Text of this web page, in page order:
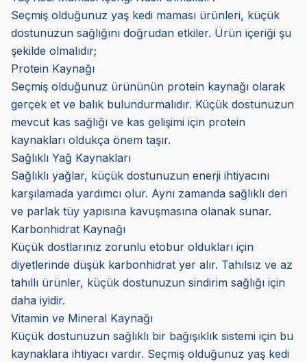
Seçmiş olduğunuz yaş kedi maması ürünleri, küçük
dostunuzun sağlığını doğrudan etkiler. Ürün içeriği şu
şekilde olmalıdır;
Protein Kaynağı
Seçmiş olduğunuz ürününün protein kaynağı olarak
gerçek et ve balık bulundurmalıdır. Küçük dostunuzun
mevcut kas sağlığı ve kas gelişimi için protein
kaynakları oldukça önem taşır.
Sağlıklı Yağ Kaynakları
Sağlıklı yağlar, küçük dostunuzun enerji ihtiyacını
karşılamada yardımcı olur. Aynı zamanda sağlıklı deri
ve parlak tüy yapısına kavuşmasına olanak sunar.
Karbonhidrat Kaynağı
Küçük dostlarınız zorunlu etobur oldukları için
diyetlerinde düşük karbonhidrat yer alır. Tahılsız ve az
tahıllı ürünler, küçük dostunuzun sindirim sağlığı için
daha iyidir.
Vitamin ve Mineral Kaynağı
Küçük dostunuzun sağlıklı bir bağışıklık sistemi için bu
kaynaklara ihtiyacı vardır. Seçmiş olduğunuz yaş kedi